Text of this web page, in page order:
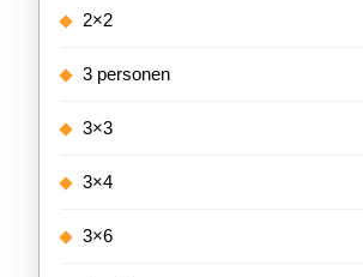
2×2
3 personen
3×3
3×4
3×6